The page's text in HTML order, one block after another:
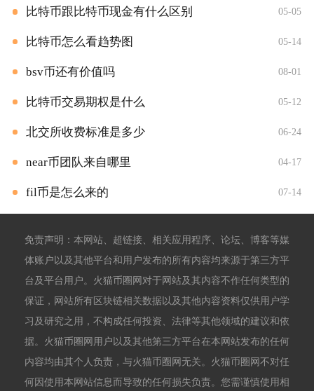
比特币跟比特币现金有什么区别 05-05
比特币怎么看趋势图 05-14
bsv币还有价值吗 08-01
比特币交易期权是什么 05-12
北交所收费标准是多少 06-24
near币团队来自哪里 04-17
fil币是怎么来的 07-14
免责声明：本网站、超链接、相关应用程序、论坛、博客等媒
体账户以及其他平台和用户发布的所有内容均来源于第三方平
台及平台用户。火猫币圈网对于网站及其内容不作任何类型的
保证，网站所有区块链相关数据以及其他内容资料仅供用户学
习及研究之用，不构成任何投资、法律等其他领域的建议和依
据。火猫币圈网用户以及其他第三方平台在本网站发布的任何
内容均由其个人负责，与火猫币圈网无关。火猫币圈网不对任
何因使用本网站信息而导致的任何损失负责。您需谨慎使用相